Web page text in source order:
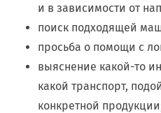
и в зависимости от
поиск подходящей
просьба о помощи с
выяснение какой-то
какой транспорт,
конкретной